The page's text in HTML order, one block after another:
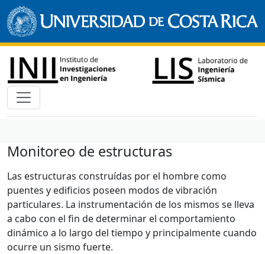
Monitoreo de estructuras
Las estructuras construídas por el hombre como
puentes y edificios poseen modos de vibración
particulares. La instrumentación de los mismos se lleva
a cabo con el fin de determinar el comportamiento
dinámico a lo largo del tiempo y principalmente cuando
ocurre un sismo fuerte.